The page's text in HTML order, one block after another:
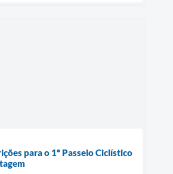
para o 1º Passeio Ciclístico